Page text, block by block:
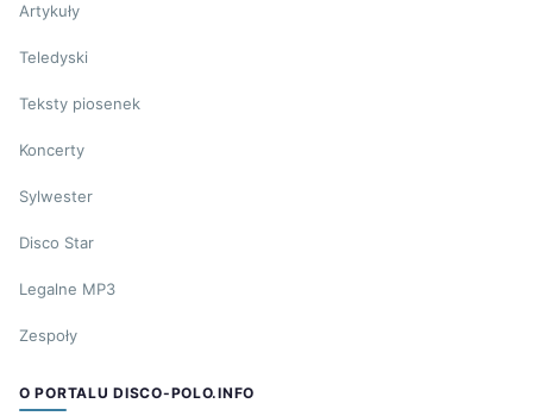
Artykuły
Teledyski
Teksty piosenek
Koncerty
Sylwester
Disco Star
Legalne MP3
Zespoły
O PORTALU DISCO-POLO.INFO